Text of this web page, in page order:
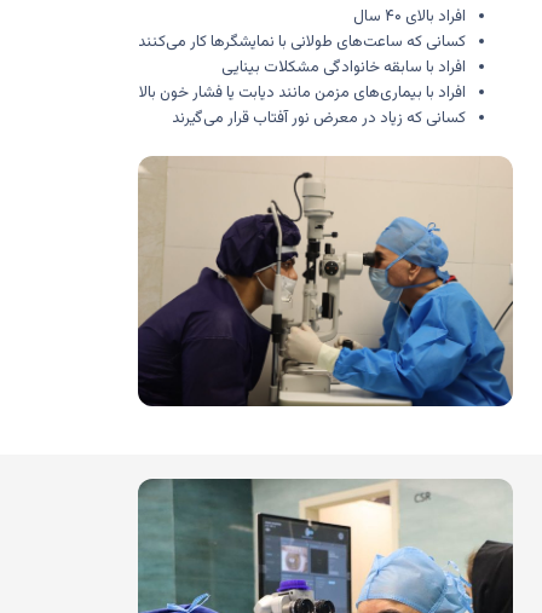
افراد بالای ۴۰ سال
کسانی که ساعت‌های طولانی با نمایشگرها کار می‌کنند
افراد با سابقه خانوادگی مشکلات بینایی
افراد با بیماری‌های مزمن مانند دیابت یا فشار خون بالا
کسانی که زیاد در معرض نور آفتاب قرار می‌گیرند